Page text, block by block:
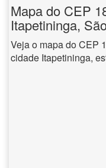
Mapa do CEP
Itapetininga,
Veja o mapa do CEP
cidade Itapetininga,